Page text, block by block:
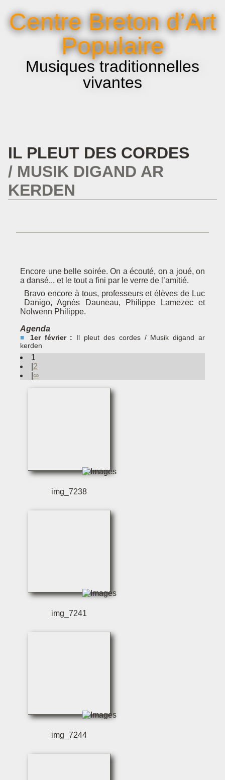
Centre Breton d’Art
Populaire
Musiques traditionnelles
vivantes
Infos pratiques
IL PLEUT DES CORDES
MUSIK DIGAND AR
KERDEN
Encore une belle soirée. On a écouté, on a joué, on
a dansé... et le tout a fini par le verre de l’amitié.
Bravo encore à tous, professeurs et élèves de Luc
Danigo, Agnès Dauneau, Philippe Lamezec et
Nolwenn Philippe.
Agenda
1er février : Il pleut des cordes / Musik digand ar
kerden
1
2
∞
img_7238
img_7241
img_7244